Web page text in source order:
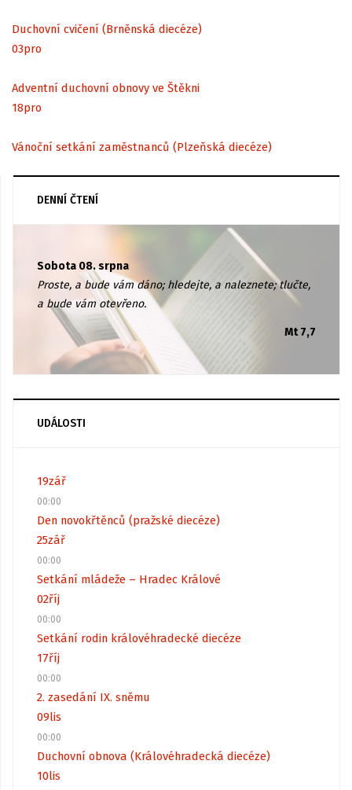
Duchovní cvičení (Brněnská diecéze)
03pro
Adventní duchovní obnovy ve Štěkni
18pro
Vánoční setkání zaměstnanců (Plzeňská diecéze)
DENNÍ ČTENÍ
Sobota 08. srpna
Proste, a bude vám dáno; hledejte, a naleznete; tlučte,
a bude vám otevřeno.
Mt 7,7
UDÁLOSTI
19zář
00:00
Den novokřtěnců (pražské diecéze)
25zář
00:00
Setkání mládeže – Hradec Králové
02říj
00:00
Setkání rodin královéhradecké diecéze
17říj
00:00
2. zasedání IX. sněmu
09lis
00:00
Duchovní obnova (Královéhradecká diecéze)
10lis